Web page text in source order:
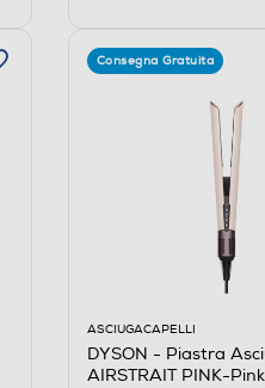
Consegna Gratuita
ASCIUGACAPELLI
DYSON - Piastra
AIRSTRAIT PINK-Pink